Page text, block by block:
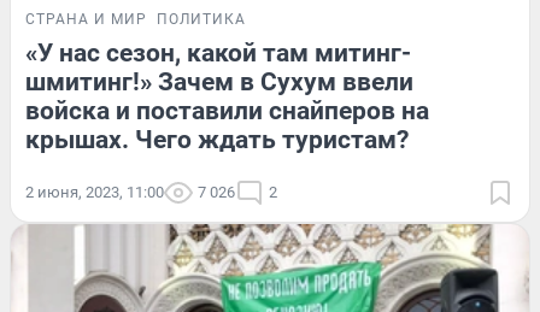
СТРАНА И МИР ПОЛИТИКА
«У нас сезон, какой там митинг-
шмитинг!» Зачем в Сухум ввели
войска и поставили снайперов на
крышах. Чего ждать туристам?
2 июня, 2023, 11:00 7 026 2